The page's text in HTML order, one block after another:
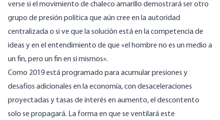
verse si el movimiento de chaleco amarillo demostrará ser otro
grupo de presión política que aún cree en la autoridad
centralizada o si ve que la solución está en la competencia de
ideas y en el entendimiento de que «el hombre no es un medio a
un fin, pero un fin en sí mismos».
Como 2019 está programado para acumular presiones y
desafíos adicionales en la economía, con desaceleraciones
proyectadas y tasas de interés en aumento, el descontento
solo se propagará. La forma en que se ventilará este